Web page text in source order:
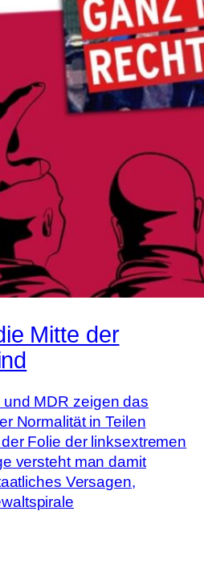
Mitte der
MDR zeigen das
Normalität in Teilen
Folie der linksextremen
versteht man damit
Versagen,